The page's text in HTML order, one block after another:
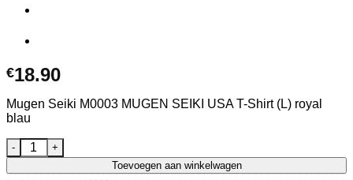
€18.90
Mugen Seiki M0003 MUGEN SEIKI USA T-Shirt (L) royal
blau
MUGEN SEIKI USA T-Shirt (L) royal blau aantal
Toevoegen aan winkelwagen